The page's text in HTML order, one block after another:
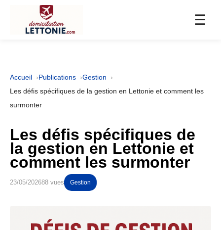
☰
Accueil Publications
Gestion
Les défis spécifiques de la gestion en Lettonie et comment les
surmonter
Les défis spécifiques de
la gestion en Lettonie et
comment les surmonter
23/05/202688 vues Gestion